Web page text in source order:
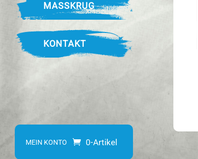
MASSKRUG
KONTAKT
MEIN KONTO 0-Artikel